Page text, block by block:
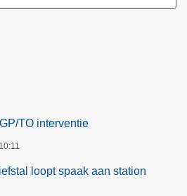
TO interventie
loopt spaak aan station